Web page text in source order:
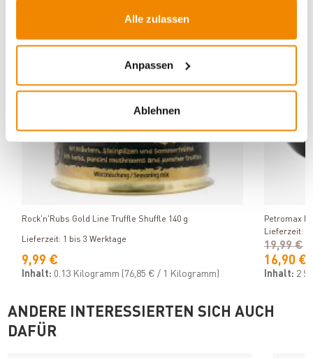
Alle zulassen
Anpassen
Ablehnen
Produkt ansehen
Rock'n'Rubs Gold Line Truffle Shuffle 140 g
Lieferzeit: 1 bis 3 Werktage
9,99 €
Inhalt: 0.13 Kilogramm (76,85 € / 1 Kilogramm)
Petromax
Lieferzeit: 1
16,90 €
19,99 €
Inhalt: 2
ANDERE INTERESSIERTEN SICH AUCH
DAFÜR